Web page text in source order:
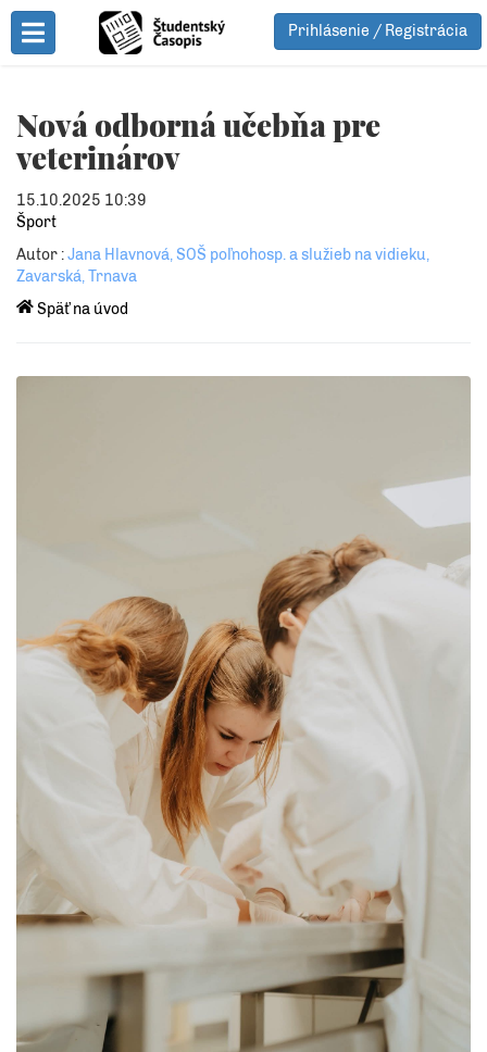
Toggle Menu
Prihlásenie / Registrácia
Nová odborná učebňa pre
veterinárov
15.10.2025 10:39
Šport
Autor :Jana Hlavnová, SOŠ poľnohosp. a služieb na vidieku,
Zavarská, Trnava
Späť na úvod